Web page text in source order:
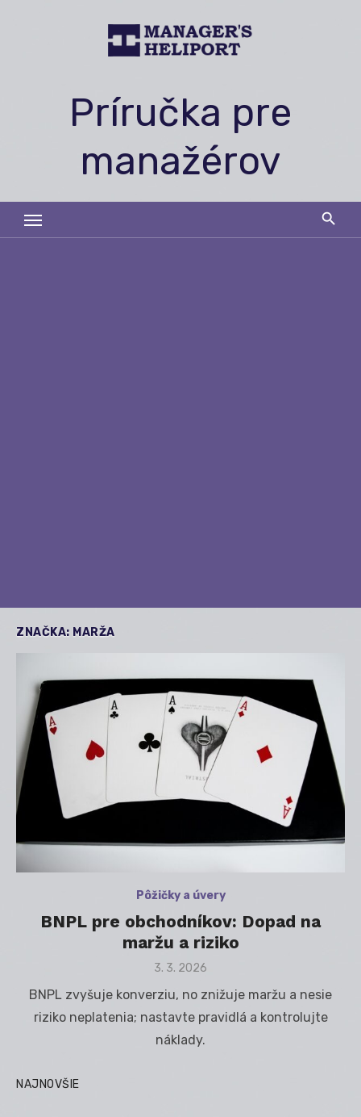
Príručka pre
manažérov
ZNAČKA: MARŽA
Pôžičky a úvery
BNPL pre obchodníkov: Dopad na
maržu a riziko
Posted
3. 3. 2026
BNPL zvyšuje konverziu, no znižuje maržu a nesie
riziko neplatenia; nastavte pravidlá a kontrolujte
náklady.
NAJNOVŠIE